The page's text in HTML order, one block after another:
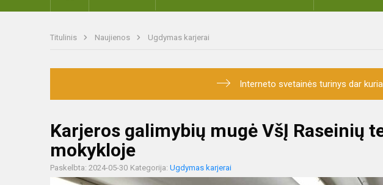
Titulinis Naujienos Ugdymas karjerai
Interneto svetainės turinys dar
Karjeros galimybių mugė VšĮ Raseinių
mokykloje
Paskelbta: 2024-05-30 Kategorija: Ugdymas karjerai